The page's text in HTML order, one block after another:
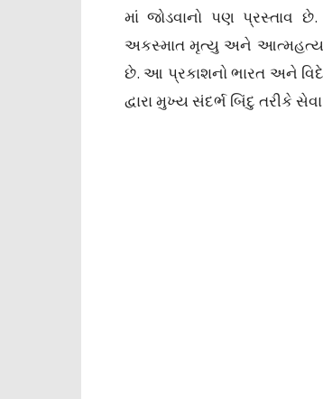
માં જોડવાનો પણ પ્રસ્તાવ
અકસ્માત મૃત્યુ અને
છે. આ પ્રકાશનો ભારત અને
દ્વારા મુખ્ય સંદર્ભ બિંદુ તરીકે